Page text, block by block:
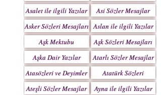
Mesajları
Yazılar
Asalet ile ilgili Yazılar
Asi Sözler Mesajlar
Asker Sözleri Mesajları Aslan ile ilgili Yazılar
Aşk Mektubu
Mektupları
Aşk Sözleri Mesajları
Aşka Dair Yazılar
Atarlı Sözler Mesajlar
Atasözleri ve Deyimler
Atatürk Sözleri
Mesajları
Ateşli Sözler Mesajlar
Ayna ile ilgili Yazılar